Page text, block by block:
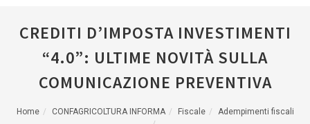
CREDITI D’IMPOSTA INVESTIMENTI
“4.0”: ULTIME NOVITÀ SULLA
COMUNICAZIONE PREVENTIVA
Home CONFAGRICOLTURA INFORMA Fiscale Adempimenti fiscali